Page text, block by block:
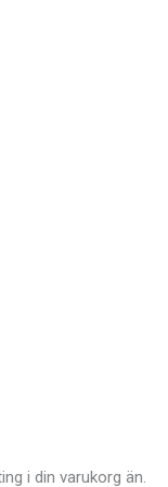
i din varukorg än.